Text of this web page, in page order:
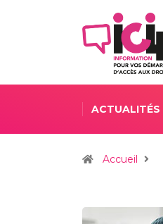
ACTUALITÉS
Accueil